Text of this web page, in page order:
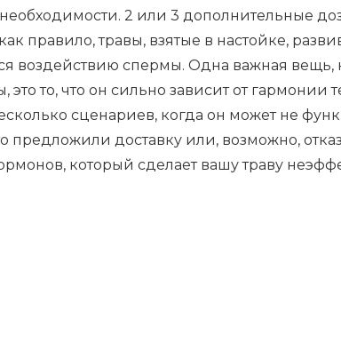
2 или 3 дополнительные
правило, травы, взятые в настойке,
воздействию спермы. Одна важная вещь,
то, что он сильно зависит от гармонии
сценариев, когда он может не
доставку или, возможно,
который сделает вашу траву